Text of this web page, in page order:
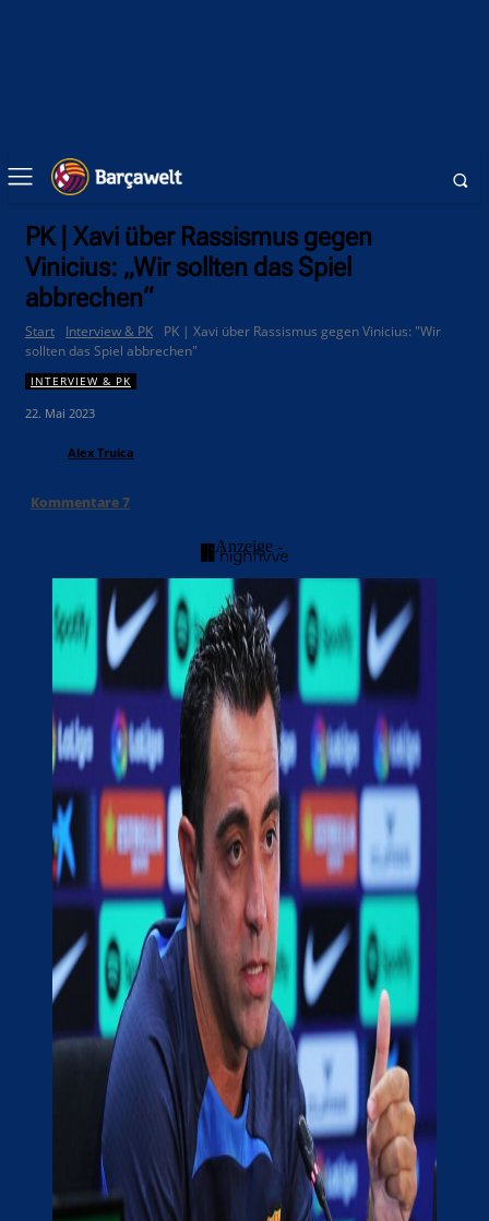
PK | Xavi über Rassismus gegen
Vinicius: „Wir sollten das Spiel
abbrechen“
Start Interview & PK
PK | Xavi über Rassismus gegen Vinicius: "Wir
sollten das Spiel abbrechen"
INTERVIEW & PK
22. Mai 2023
Alex Truica
Kommentare7
- Anzeige -